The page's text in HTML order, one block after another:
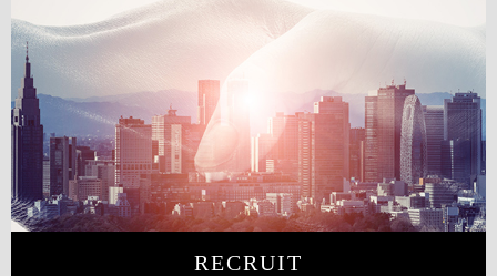
RECRUIT